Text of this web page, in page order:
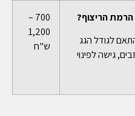
הריצוף?
לגודל הגג
גישה לפינוי
700 –
1,200
ש"ח